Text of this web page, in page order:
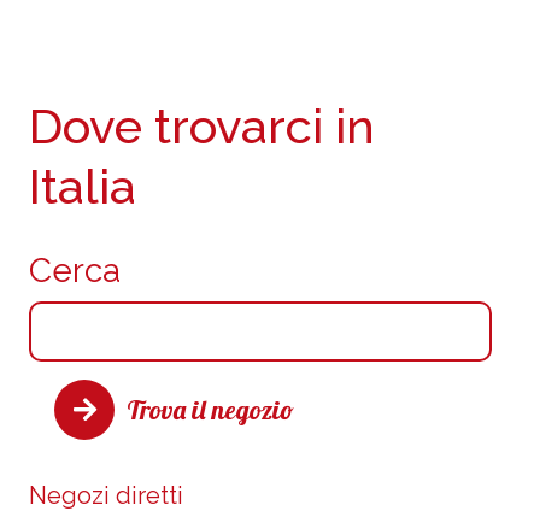
Cerca
Trova il negozio
Dove trovarci in
Italia
Negozi diretti